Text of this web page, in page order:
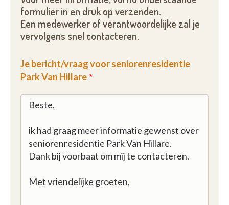
formulier in en druk op verzenden.
Een medewerker of verantwoordelijke zal je
vervolgens snel contacteren.
Je bericht/vraag voor seniorenresidentie
Park Van Hillare